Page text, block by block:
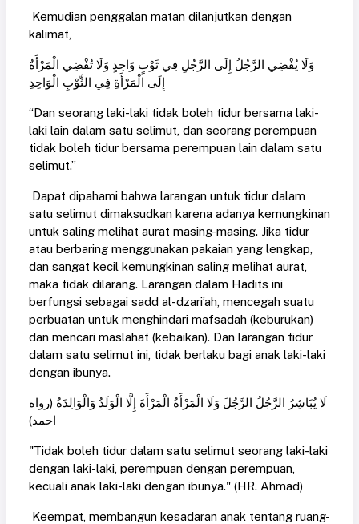
Kemudian penggalan matan dilanjutkan dengan
kalimat,
وَلَا يُفْضِي الرَّجُلُ إِلَى الرَّجُلِ فِي ثَوْبٍ وَاحِدٍ وَلَا تُفْضِي الْمَرْأَةُ
إِلَى الْمَرْأَةِ فِي الثَّوْبِ الْوَاحِدِ
“Dan seorang laki-laki tidak boleh tidur bersama laki-
laki lain dalam satu selimut, dan seorang perempuan
tidak boleh tidur bersama perempuan lain dalam satu
selimut.”
Dapat dipahami bahwa larangan untuk tidur dalam
satu selimut dimaksudkan karena adanya kemungkinan
untuk saling melihat aurat masing-masing. Jika tidur
atau berbaring menggunakan pakaian yang lengkap,
dan sangat kecil kemungkinan saling melihat aurat,
maka tidak dilarang. Larangan dalam Hadits ini
berfungsi sebagai sadd al-dzari’ah, mencegah suatu
perbuatan untuk menghindari mafsadah (keburukan)
dan mencari maslahat (kebaikan). Dan larangan tidur
dalam satu selimut ini, tidak berlaku bagi anak laki-laki
dengan ibunya.
لَا يُبَاشِرُ الرَّجُلُ الرَّجُلَ وَلَا الْمَرْأَةُ الْمَرْأَةَ إِلَّا الْوَلَدُ وَالْوَالِدَةُ (رواه
احمد)
"Tidak boleh tidur dalam satu selimut seorang laki-laki
dengan laki-laki, perempuan dengan perempuan,
kecuali anak laki-laki dengan ibunya." (HR. Ahmad)
Keempat, membangun kesadaran anak tentang ruang-